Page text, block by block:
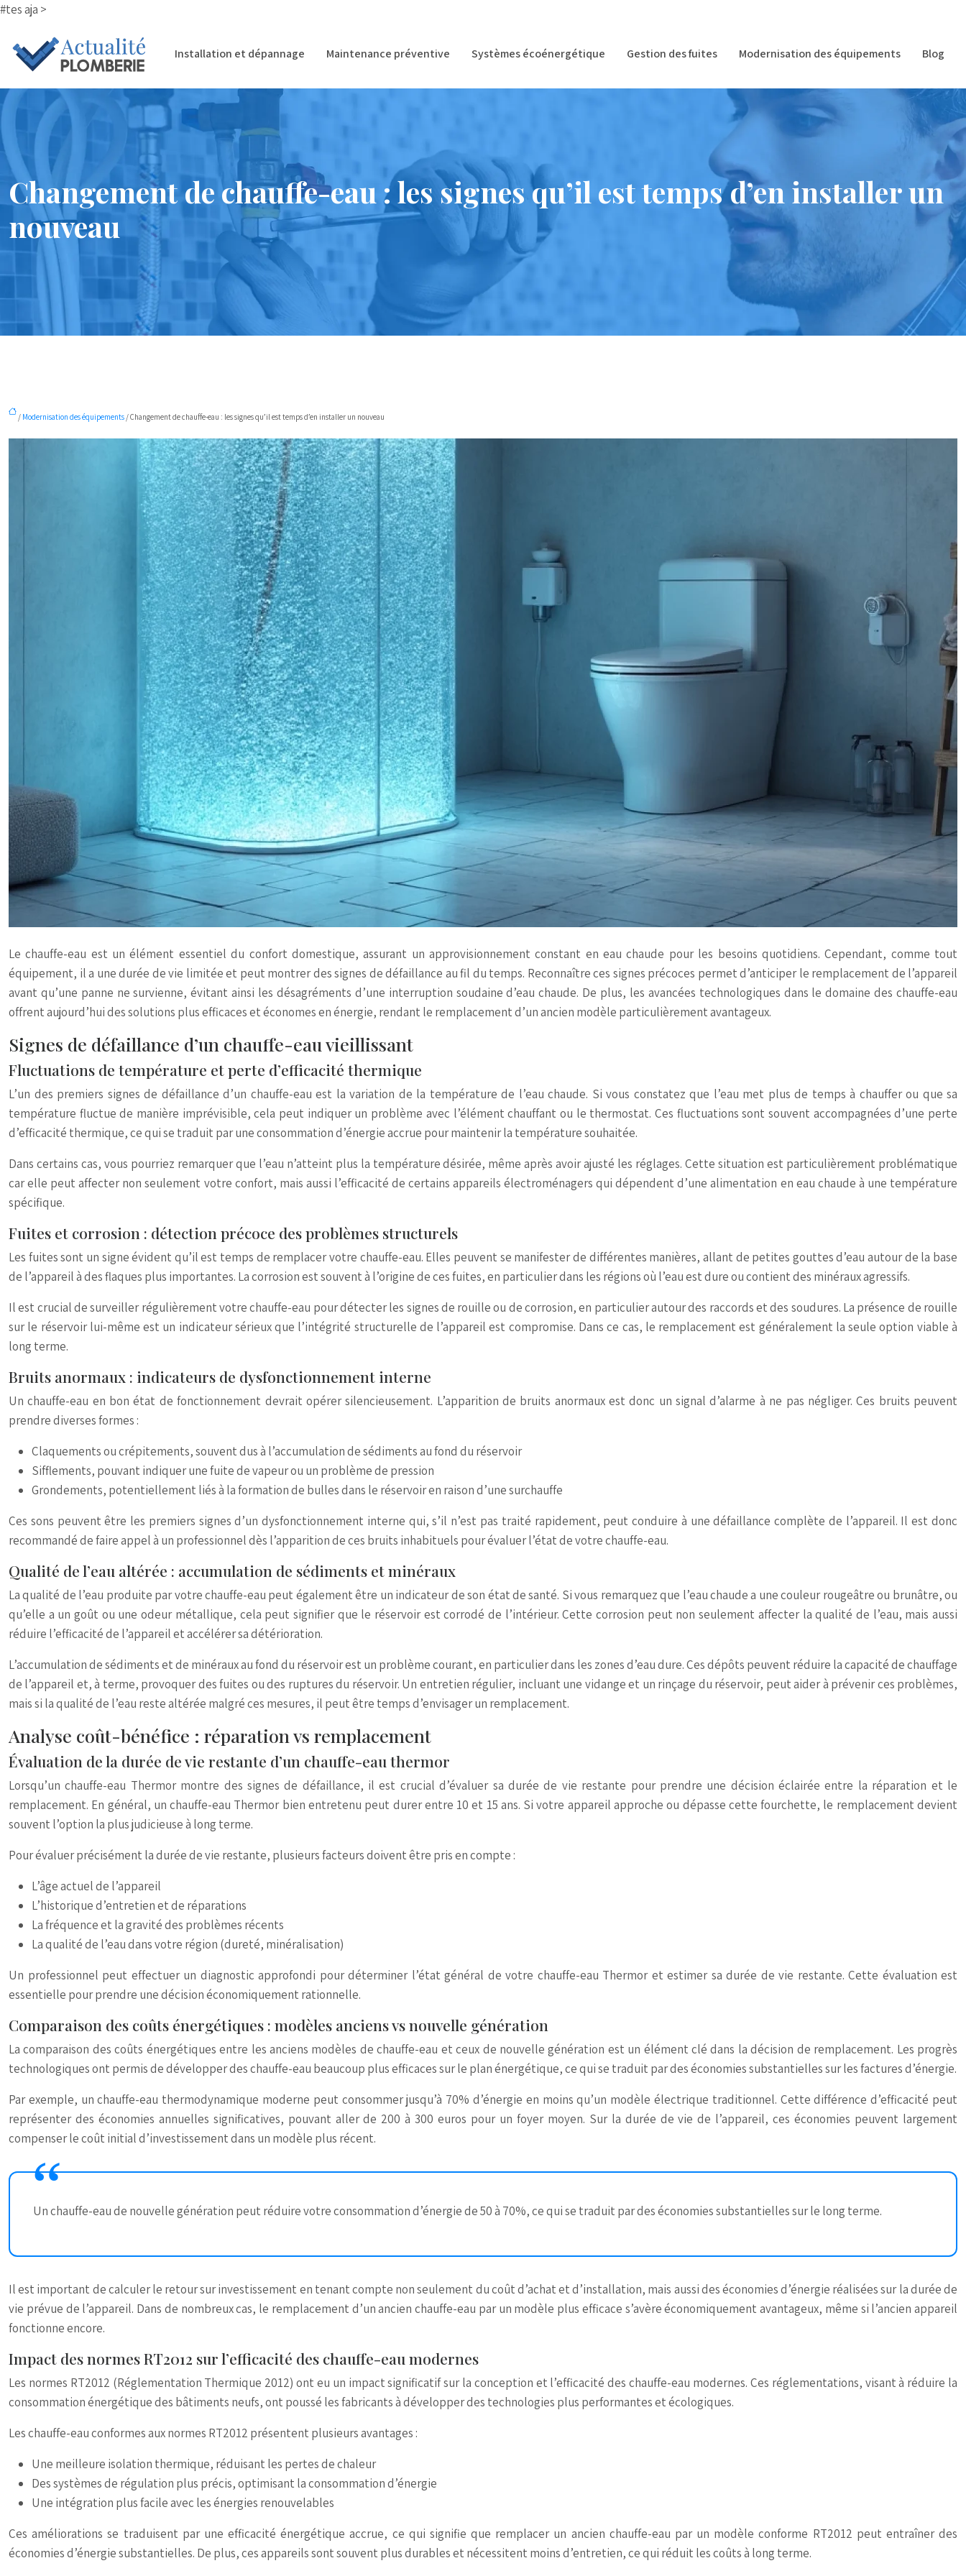
#tes aja >
Installation et dépannage Maintenance préventive Systèmes écoénergétique Gestion des fuites Modernisation des équipements Blog
Changement de chauffe-eau : les signes qu’il est temps d’en installer un
nouveau
/ Modernisation des équipements / Changement de chauffe-eau : les signes qu’il est temps d’en installer un nouveau
Le chauffe-eau est un élément essentiel du confort domestique, assurant un approvisionnement constant en eau chaude pour les besoins quotidiens. Cependant, comme tout
équipement, il a une durée de vie limitée et peut montrer des signes de défaillance au fil du temps. Reconnaître ces signes précoces permet d’anticiper le remplacement de l’appareil
avant qu’une panne ne survienne, évitant ainsi les désagréments d’une interruption soudaine d’eau chaude. De plus, les avancées technologiques dans le domaine des chauffe-eau
offrent aujourd’hui des solutions plus efficaces et économes en énergie, rendant le remplacement d’un ancien modèle particulièrement avantageux.
Signes de défaillance d’un chauffe-eau vieillissant
Fluctuations de température et perte d’efficacité thermique
L’un des premiers signes de défaillance d’un chauffe-eau est la variation de la température de l’eau chaude. Si vous constatez que l’eau met plus de temps à chauffer ou que sa
température fluctue de manière imprévisible, cela peut indiquer un problème avec l’élément chauffant ou le thermostat. Ces fluctuations sont souvent accompagnées d’une perte
d’efficacité thermique, ce qui se traduit par une consommation d’énergie accrue pour maintenir la température souhaitée.
Dans certains cas, vous pourriez remarquer que l’eau n’atteint plus la température désirée, même après avoir ajusté les réglages. Cette situation est particulièrement problématique
car elle peut affecter non seulement votre confort, mais aussi l’efficacité de certains appareils électroménagers qui dépendent d’une alimentation en eau chaude à une température
spécifique.
Fuites et corrosion : détection précoce des problèmes structurels
Les fuites sont un signe évident qu’il est temps de remplacer votre chauffe-eau. Elles peuvent se manifester de différentes manières, allant de petites gouttes d’eau autour de la base
de l’appareil à des flaques plus importantes. La corrosion est souvent à l’origine de ces fuites, en particulier dans les régions où l’eau est dure ou contient des minéraux agressifs.
Il est crucial de surveiller régulièrement votre chauffe-eau pour détecter les signes de rouille ou de corrosion, en particulier autour des raccords et des soudures. La présence de rouille
sur le réservoir lui-même est un indicateur sérieux que l’intégrité structurelle de l’appareil est compromise. Dans ce cas, le remplacement est généralement la seule option viable à
long terme.
Bruits anormaux : indicateurs de dysfonctionnement interne
Un chauffe-eau en bon état de fonctionnement devrait opérer silencieusement. L’apparition de bruits anormaux est donc un signal d’alarme à ne pas négliger. Ces bruits peuvent
prendre diverses formes :
Claquements ou crépitements, souvent dus à l’accumulation de sédiments au fond du réservoir
Sifflements, pouvant indiquer une fuite de vapeur ou un problème de pression
Grondements, potentiellement liés à la formation de bulles dans le réservoir en raison d’une surchauffe
Ces sons peuvent être les premiers signes d’un dysfonctionnement interne qui, s’il n’est pas traité rapidement, peut conduire à une défaillance complète de l’appareil. Il est donc
recommandé de faire appel à un professionnel dès l’apparition de ces bruits inhabituels pour évaluer l’état de votre chauffe-eau.
Qualité de l’eau altérée : accumulation de sédiments et minéraux
La qualité de l’eau produite par votre chauffe-eau peut également être un indicateur de son état de santé. Si vous remarquez que l’eau chaude a une couleur rougeâtre ou brunâtre, ou
qu’elle a un goût ou une odeur métallique, cela peut signifier que le réservoir est corrodé de l’intérieur. Cette corrosion peut non seulement affecter la qualité de l’eau, mais aussi
réduire l’efficacité de l’appareil et accélérer sa détérioration.
L’accumulation de sédiments et de minéraux au fond du réservoir est un problème courant, en particulier dans les zones d’eau dure. Ces dépôts peuvent réduire la capacité de chauffage
de l’appareil et, à terme, provoquer des fuites ou des ruptures du réservoir. Un entretien régulier, incluant une vidange et un rinçage du réservoir, peut aider à prévenir ces problèmes,
mais si la qualité de l’eau reste altérée malgré ces mesures, il peut être temps d’envisager un remplacement.
Analyse coût-bénéfice : réparation vs remplacement
Évaluation de la durée de vie restante d’un chauffe-eau thermor
Lorsqu’un chauffe-eau Thermor montre des signes de défaillance, il est crucial d’évaluer sa durée de vie restante pour prendre une décision éclairée entre la réparation et le
remplacement. En général, un chauffe-eau Thermor bien entretenu peut durer entre 10 et 15 ans. Si votre appareil approche ou dépasse cette fourchette, le remplacement devient
souvent l’option la plus judicieuse à long terme.
Pour évaluer précisément la durée de vie restante, plusieurs facteurs doivent être pris en compte :
L’âge actuel de l’appareil
L’historique d’entretien et de réparations
La fréquence et la gravité des problèmes récents
La qualité de l’eau dans votre région (dureté, minéralisation)
Un professionnel peut effectuer un diagnostic approfondi pour déterminer l’état général de votre chauffe-eau Thermor et estimer sa durée de vie restante. Cette évaluation est
essentielle pour prendre une décision économiquement rationnelle.
Comparaison des coûts énergétiques : modèles anciens vs nouvelle génération
La comparaison des coûts énergétiques entre les anciens modèles de chauffe-eau et ceux de nouvelle génération est un élément clé dans la décision de remplacement. Les progrès
technologiques ont permis de développer des chauffe-eau beaucoup plus efficaces sur le plan énergétique, ce qui se traduit par des économies substantielles sur les factures d’énergie.
Par exemple, un chauffe-eau thermodynamique moderne peut consommer jusqu’à 70% d’énergie en moins qu’un modèle électrique traditionnel. Cette différence d’efficacité peut
représenter des économies annuelles significatives, pouvant aller de 200 à 300 euros pour un foyer moyen. Sur la durée de vie de l’appareil, ces économies peuvent largement
compenser le coût initial d’investissement dans un modèle plus récent.
Un chauffe-eau de nouvelle génération peut réduire votre consommation d’énergie de 50 à 70%, ce qui se traduit par des économies substantielles sur le long terme.
Il est important de calculer le retour sur investissement en tenant compte non seulement du coût d’achat et d’installation, mais aussi des économies d’énergie réalisées sur la durée de
vie prévue de l’appareil. Dans de nombreux cas, le remplacement d’un ancien chauffe-eau par un modèle plus efficace s’avère économiquement avantageux, même si l’ancien appareil
fonctionne encore.
Impact des normes RT2012 sur l’efficacité des chauffe-eau modernes
Les normes RT2012 (Réglementation Thermique 2012) ont eu un impact significatif sur la conception et l’efficacité des chauffe-eau modernes. Ces réglementations, visant à réduire la
consommation énergétique des bâtiments neufs, ont poussé les fabricants à développer des technologies plus performantes et écologiques.
Les chauffe-eau conformes aux normes RT2012 présentent plusieurs avantages :
Une meilleure isolation thermique, réduisant les pertes de chaleur
Des systèmes de régulation plus précis, optimisant la consommation d’énergie
Une intégration plus facile avec les énergies renouvelables
Ces améliorations se traduisent par une efficacité énergétique accrue, ce qui signifie que remplacer un ancien chauffe-eau par un modèle conforme RT2012 peut entraîner des
économies d’énergie substantielles. De plus, ces appareils sont souvent plus durables et nécessitent moins d’entretien, ce qui réduit les coûts à long terme.